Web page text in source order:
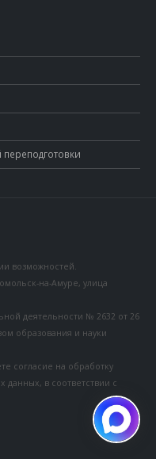
возможностей.
на-Амуре, улица
деятельности № 2632 от 26
образования и науки
согласие на обработку
данных, в соответствии с